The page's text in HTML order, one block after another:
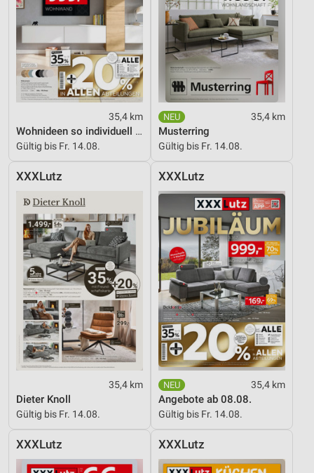
35,4 km
Wohnideen so individuell wie du!
Gültig bis Fr. 14.08.
35,4 km
Musterring
Gültig bis Fr. 14.08.
XXXLutz
35,4 km
Dieter Knoll
Gültig bis Fr. 14.08.
XXXLutz
35,4 km
Angebote ab 08.08.
Gültig bis Fr. 14.08.
XXXLutz XXXLutz